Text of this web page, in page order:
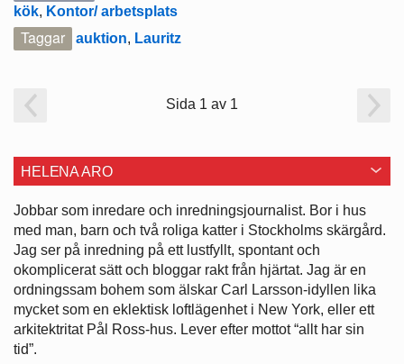
kök, Kontor/ arbetsplats
Taggar auktion, Lauritz
Sida 1 av 1
HELENA ARO
Jobbar som inredare och ­inredningsjournalist. Bor i hus
med man, barn och två roliga katter i ­Stockholms skärgård.
Jag ser på ­inredning på ett lustfyllt, spontant och
okomplicerat sätt och bloggar rakt från hjärtat. Jag är en
ordningssam bohem som älskar Carl Larsson-idyllen lika
mycket som en eklektisk loftlägenhet i New York, eller ett
arkitektritat Pål Ross-hus. Lever efter mottot “allt har sin
tid”.